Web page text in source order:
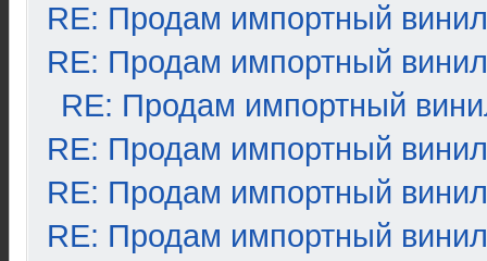
RE: Продам импортный винил
RE: Продам импортный винил
RE: Продам импортный
RE: Продам импортный винил
RE: Продам импортный винил
RE: Продам импортный винил